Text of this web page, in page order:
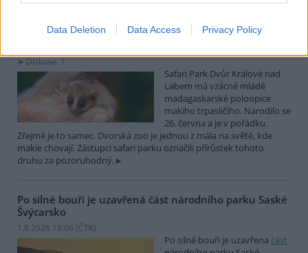
Data Deletion Data Access Privacy Policy
makiho trpasličího
Diskuse: 1
Safari Park Dvůr Králové nad
Labem má vzácné mládě
madagaskarské poloopice
makiho trpasličího. Narodilo se
26. června a je v pořádku.
Zřejmě je to samec. Dvorská zoo je jednou z mála na světě, kde
makie chovají. Zástupci safari parku označili přírůstek tohoto
druhu za pozoruhodný.
Po silné bouři je uzavřená část národního parku Saské
Švýcarsko
1.8.2026 18:06 (ČTK)
Po silné bouři je uzavřena část